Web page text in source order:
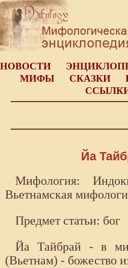
НОВОСТИ
МИФЫ
СКАЗКИ
Йа
Мифология:
Вьетнамская
Предмет статьи: бог
Йа Тайбрай - в
(Вьетнам) - божество